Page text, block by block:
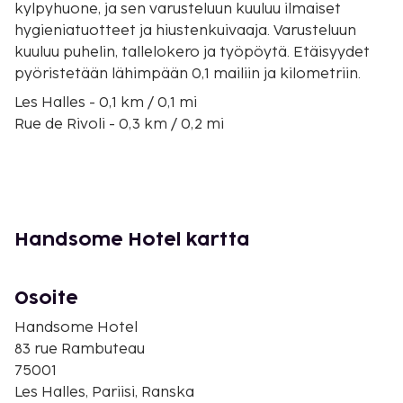
kylpyhuone, ja sen varusteluun kuuluu ilmaiset
hygieniatuotteet ja hiustenkuivaaja. Varusteluun
kuuluu puhelin, tallelokero ja työpöytä. Etäisyydet
pyöristetään lähimpään 0,1 mailiin ja kilometriin.
Les Halles - 0,1 km / 0,1 mi
Rue de Rivoli - 0,3 km / 0,2 mi
Grands Boulevards - 0,9 km / 0,6 mi
Picasso-museo - 1,2 km / 0,7 mi
Notre-Damen katedraali - 1,2 km / 0,7 mi
Louvre - 1,3 km / 0,8 mi
Grévinin museo - 1,3 km / 0,8 mi
Place des Vosges (aukio) - 1,4 km / 0,9 mi
Handsome Hotel kartta
Osoite
Handsome Hotel
83 rue Rambuteau
75001
Les Halles, Pariisi, Ranska